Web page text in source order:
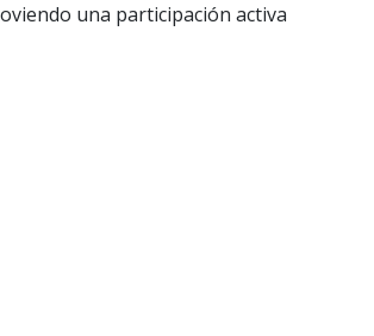
una participación activa